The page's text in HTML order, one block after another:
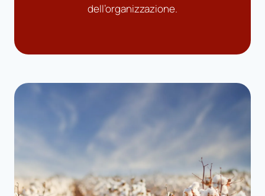
dell’organizzazione.